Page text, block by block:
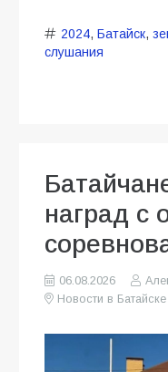
2024, Батайск,
слушания
наград с
06.08.2026
Новости в Батайске